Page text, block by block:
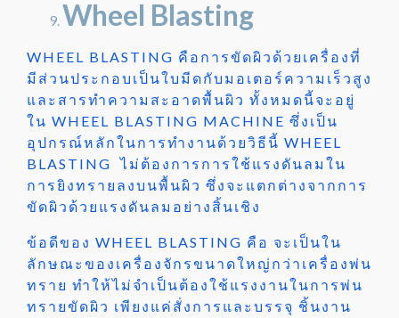
Wheel Blasting
WHEEL BLASTING คือการขัดผิวด้วยเครื่องที่
มีส่วนประกอบเป็นใบมีดกับมอเตอร์ความเร็วสูง
และสารทำความสะอาดพื้นผิว ทั้งหมดนี้จะอยู่
ใน WHEEL BLASTING MACHINE ซึ่งเป็น
อุปกรณ์หลักในการทำงานด้วยวิธีนี้ WHEEL
BLASTING ไม่ต้องการการใช้แรงดันลมใน
การยิงทรายลงบนพื้นผิว ซึ่งจะแตกต่างจากการ
ขัดผิวด้วยแรงดันลมอย่างสิ้นเชิง
ข้อดีของ WHEEL BLASTING คือ จะเป็นใน
ลักษณะของเครื่องจักรขนาดใหญ่กว่าเครื่องพ่น
ทราย ทำให้ไม่จำเป็นต้องใช้แรงงานในการพ่น
ทรายขัดผิว เพียงแค่สั่งการและบรรจุ ชิ้นงาน